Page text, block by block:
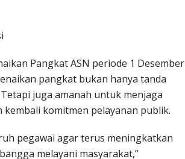
Pangkat ASN periode 1 Desember
pangkat bukan hanya tanda
juga amanah untuk menjaga
komitmen pelayanan publik.
pegawai agar terus meningkatkan
melayani masyarakat,”